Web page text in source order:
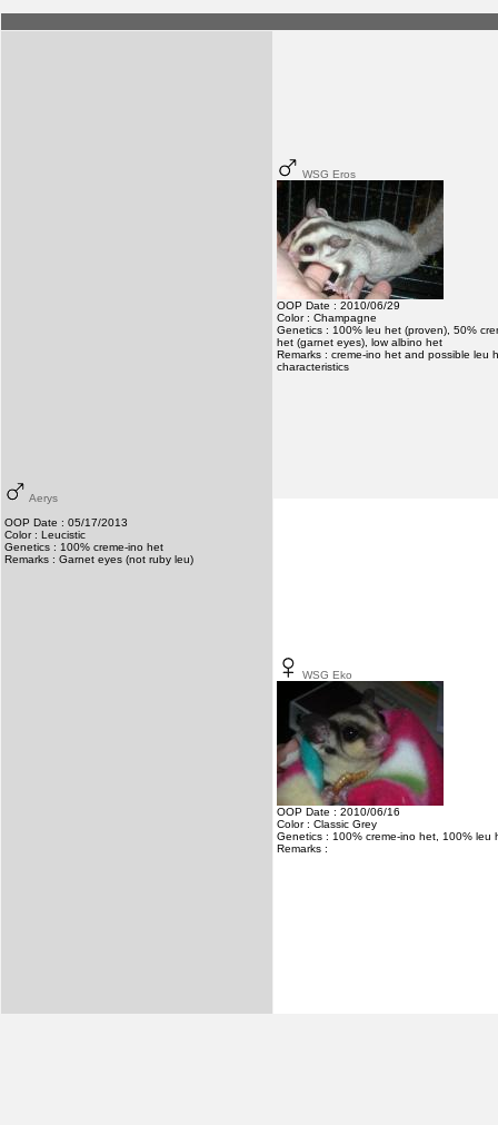
Aerys
OOP Date : 05/17/2013
Color : Leucistic
Genetics : 100% creme-ino het
Remarks : Garnet eyes (not ruby leu)
WSG Eros
OOP Date : 2010/06/29
Color : Champagne
Genetics : 100% leu het (proven), 50%
het (garnet eyes), low albino het
Remarks : creme-ino het and possible leu
characteristics
WSG Eko
OOP Date : 2010/06/16
Color : Classic Grey
Genetics : 100% creme-ino het, 100% leu
Remarks :